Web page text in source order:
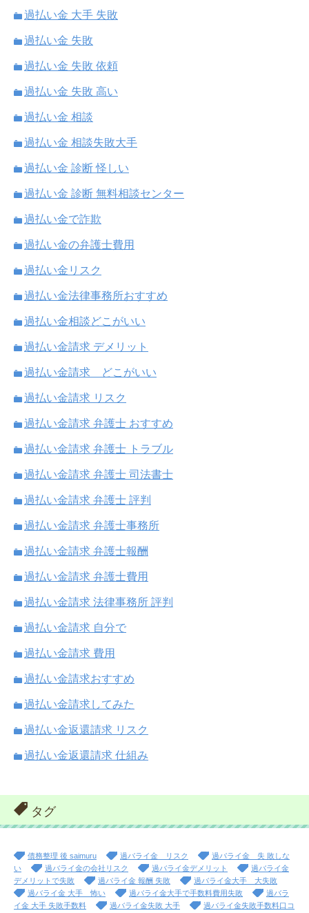
過払い金 大手 失敗
過払い金 失敗
過払い金 失敗 依頼
過払い金 失敗 高い
過払い金 相談
過払い金 相談失敗大手
過払い金 診断 怪しい
過払い金 診断 無料相談センター
過払い金で詐欺
過払い金の弁護士費用
過払い金リスク
過払い金法律事務所おすすめ
過払い金相談どこがいい
過払い金請求 デメリット
過払い金請求 どこがいい
過払い金請求 リスク
過払い金請求 弁護士 おすすめ
過払い金請求 弁護士 トラブル
過払い金請求 弁護士 司法書士
過払い金請求 弁護士 評判
過払い金請求 弁護士事務所
過払い金請求 弁護士報酬
過払い金請求 弁護士費用
過払い金請求 法律事務所 評判
過払い金請求 自分で
過払い金請求 費用
過払い金請求おすすめ
過払い金請求してみた
過払い金返還請求 リスク
過払い金返還請求 仕組み
タグ
債務整理 後 saimuru 過バライ金 リスク
過バライ金 失 敗しな
い
過バライ金の会社リスク 過バライ金デメリット
過バライ金
デメリットで失敗
過バライ金 報酬 失敗
過バライ金大手 大失敗
過バライ金 大手 怖い
過バライ金大手で手数料費用失敗
過バラ
イ金 大手 失敗手数料
過バライ金失敗 大手 過バライ金失敗手数料口コ